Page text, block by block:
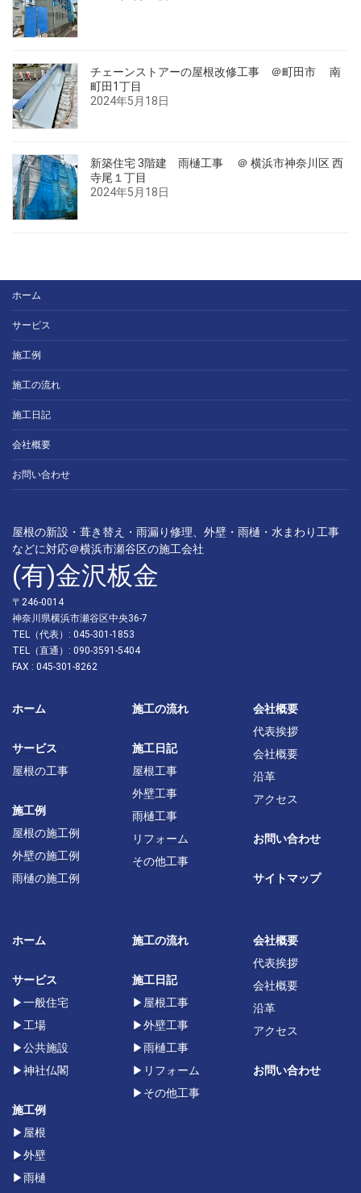
チェーンストアーの屋根改修工事 ＠町田市 南
町田1丁目
2024年5月18日
新築住宅 3階建 雨樋工事 ＠ 横浜市神奈川区 西
寺尾１丁目
2024年5月18日
ホーム
サービス
施工例
施工の流れ
施工日記
会社概要
お問い合わせ
屋根の新設・葺き替え・雨漏り修理、外壁・雨樋・水まわり工事
などに対応＠横浜市瀬谷区の施工会社
(有)金沢板金
〒246-0014
神奈川県横浜市瀬谷区中央36-7
TEL（代表）: 045-301-1853
TEL（直通）: 090-3591-5404
FAX : 045-301-8262
ホーム
サービス
屋根の工事
施工例
屋根の施工例
外壁の施工例
雨樋の施工例
施工の流れ
施工日記
屋根工事
外壁工事
雨樋工事
リフォーム
その他工事
会社概要
代表挨拶
会社概要
沿革
アクセス
お問い合わせ
サイトマップ
ホーム
サービス
▶一般住宅
▶ 工場
▶公共施設
▶神社仏閣
施工例
▶屋根
▶外壁
▶雨樋
施工の流れ
施工日記
▶ 屋根工事
▶外壁工事
▶雨樋工事
▶ リフォーム
▶ その他工事
会社概要
代表挨拶
会社概要
沿革
アクセス
お問い合わせ